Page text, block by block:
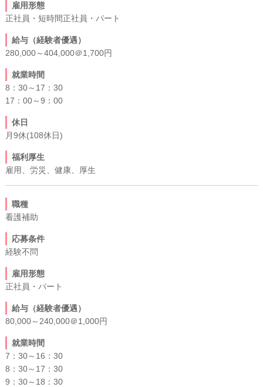
雇用形態
正社員・短時間正社員・パート
給与（経験者優遇）
280,000～404,000＠1,700円
就業時間
8：30～17：30
17：00～9：00
休日
月9休(108休日)
福利厚生
雇用、労災、健康、厚生
職種
看護補助
応募条件
経験不問
雇用形態
正社員・パート
給与（経験者優遇）
80,000～240,000＠1,000円
就業時間
7：30～16：30
8：30～17：30
9：30～18：30